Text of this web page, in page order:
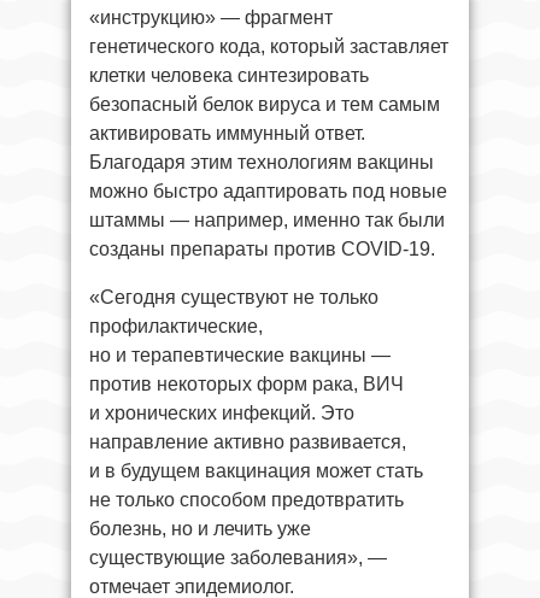
«инструкцию» — фрагмент
генетического кода, который заставляет
клетки человека синтезировать
безопасный белок вируса и тем самым
активировать иммунный ответ.
Благодаря этим технологиям вакцины
можно быстро адаптировать под новые
штаммы — например, именно так были
созданы препараты против COVID-19.
«Сегодня существуют не только
профилактические,
но и терапевтические вакцины —
против некоторых форм рака, ВИЧ
и хронических инфекций. Это
направление активно развивается,
и в будущем вакцинация может стать
не только способом предотвратить
болезнь, но и лечить уже
существующие заболевания», —
отмечает эпидемиолог.